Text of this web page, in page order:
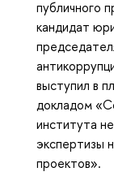
публичного
кандидат
выступил в
докладом
института
экспертизы
проектов».